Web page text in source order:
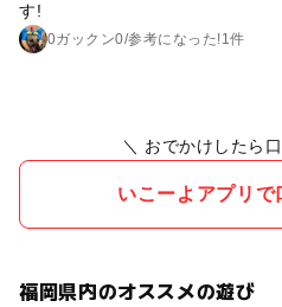
す!
0ガックン0/参考に なった!1件
＼ おでかけしたら
いこーよアプリで
福岡県内のオススメの遊び